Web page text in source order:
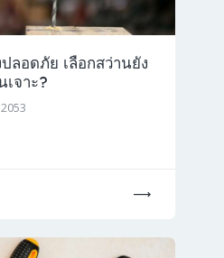
ลอดภัย เลือกสว่านยัง
เจาะ?